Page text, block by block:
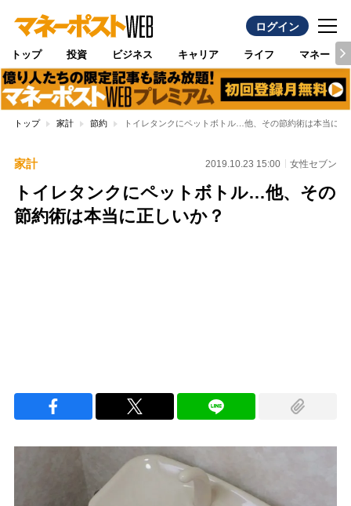
ログイン
トップ 投資 ビジネス キャリア ライフ マネー
トップ 家計 節約 トイレタンクにペットボトル…他、その節約術は本当に正
家計 2019.10.23 15:00 女性セブン
トイレタンクにペットボトル…他、その
節約術は本当に正しいか？